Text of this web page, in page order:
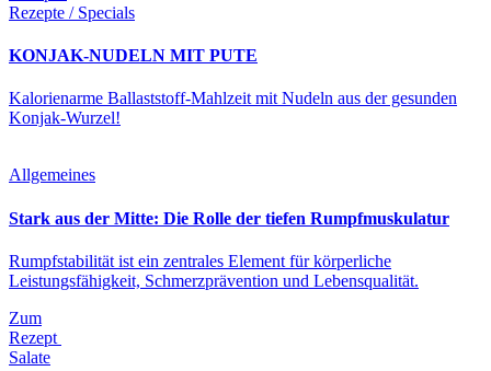
Rezepte / Specials
KONJAK-NUDELN MIT PUTE
Kalorienarme Ballaststoff-Mahlzeit mit Nudeln aus der gesunden
Konjak-Wurzel!
Allgemeines
Stark aus der Mitte: Die Rolle der tiefen Rumpfmuskulatur
Rumpfstabilität ist ein zentrales Element für körperliche
Leistungsfähigkeit, Schmerzprävention und Lebensqualität.
Zum
Rezept
Salate